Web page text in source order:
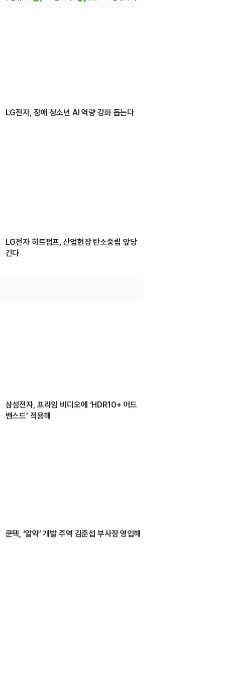
LG전자, 장애 청소년 AI 역량 강화 돕는다
LG전자 히트펌프, 산업현장 탄소중립 앞당
긴다
삼성전자, 프라임 비디오에 ‘HDR10+ 어드
밴스드’ 적용해
쿤텍, ‘알약’ 개발 주역 김준섭 부사장 영입해